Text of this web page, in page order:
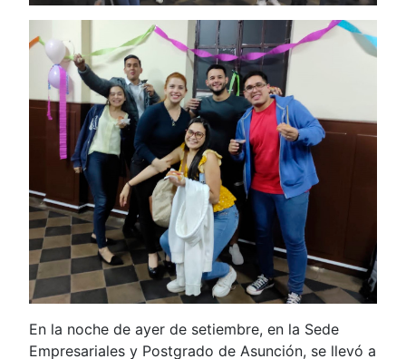
En la noche de ayer de setiembre, en la Sede
Empresariales y Postgrado de Asunción, se llevó a